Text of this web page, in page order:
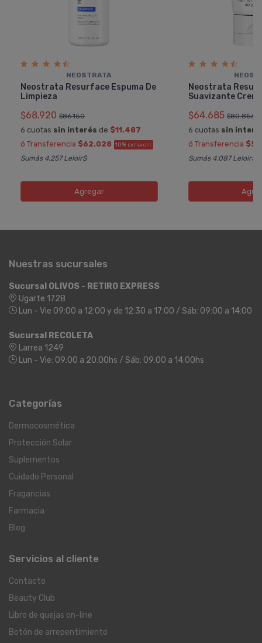
NEOSTRATA
Neostrata Resurface Espuma De
Limpieza
$68.920 $86.150
6 cuotas sin interés de $11.487
ó Transferencia $62.028 10% EXTRA OFF
Sumás 4.257 Leloir$
Agregar
Neostrata
Suavizante
$64.685 $80.856
6 cuotas sin
ó Transferencia
Sumás 4.087 Leloir$
Nuestras sucursales
Sucursal OLIVOS - RETIRO EXPRESS
Ugarte 1728
Lun - Vie 09:00 a 12:00 y de 12:30 a 17:00 / Sáb: 09:00 a 14:00
Sucursal RECOLETA
Larrea 1249
Lun - Vie: 09:00 a 20:00hs / Sáb: 09:00 a 14:00hs
Categorías
Dermocosmética
Protección Solar
Suplementos
Cuidado Personal
Fragancias
Farmacia
Blog
Servicios al cliente
Contacto
Beauty Club
Libro de quejas on-line
Botón de arrepentimiento